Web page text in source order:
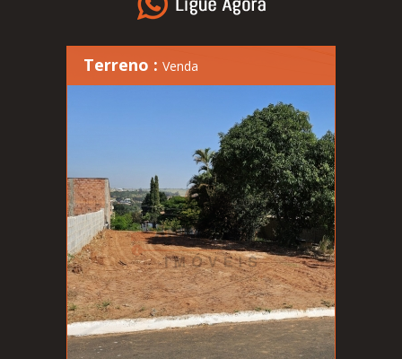
Terreno : Venda